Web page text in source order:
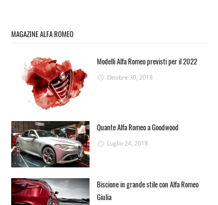
MAGAZINE ALFA ROMEO
Modelli Alfa Romeo previsti per il 2022
Ottobre 30, 2018
Quante Alfa Romeo a Goodwood
Luglio 24, 2018
Biscione in grande stile con Alfa Romeo
Giulia